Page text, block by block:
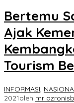
Bertemu
Ajak
Tourism
INFORMASI,
2021oleh mr